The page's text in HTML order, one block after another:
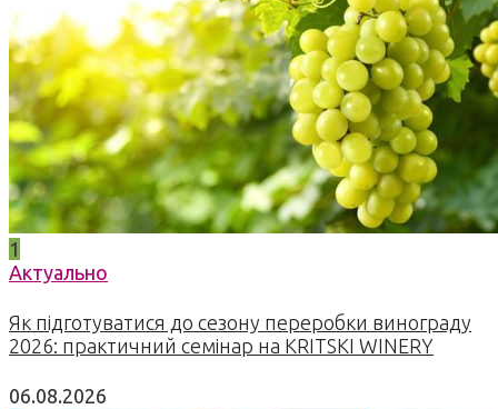
1
Актуально
Як підготуватися до сезону переробки винограду
2026: практичний семінар на KRITSKI WINERY
06.08.2026